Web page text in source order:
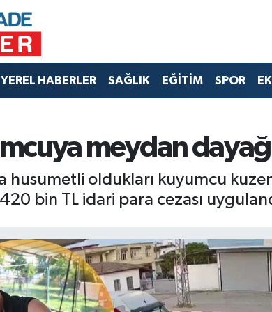
YEREL HABERLER SAĞLIK EĞİTİM SPOR
meydan
husumetli oldukları kuyumcu
bin TL idari para cezası
ve Fikstür